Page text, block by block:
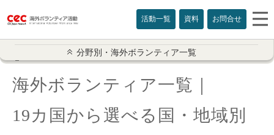
活動一覧 資料 お問合せ
分野別海外ボランティア
国・地域別
社会人・学生短期
分野別・海外ボランティア一覧
海外ボランティア一覧｜
19カ国から選べる国・地域別